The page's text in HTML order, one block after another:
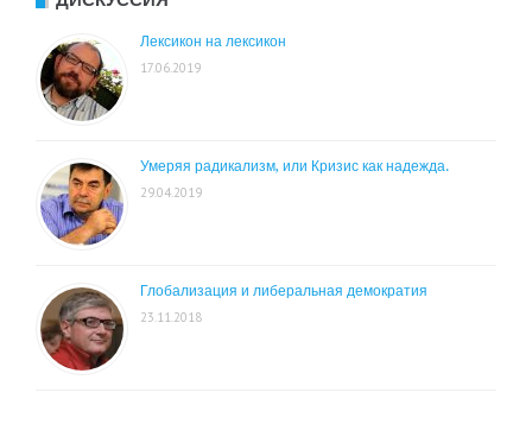
Лексикон на лексикон
17.06.2019
Умеряя радикализм, или Кризис как надежда.
29.04.2019
Глобализация и либеральная демократия
23.11.2018